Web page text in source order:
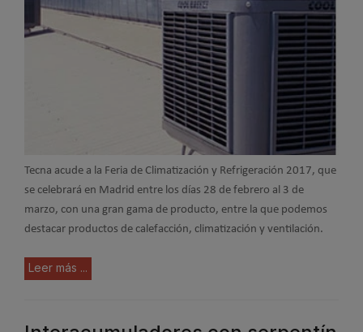
Tecna acude a la Feria de Climatización y Refrigeración 2017, que
se celebrará en Madrid entre los días 28 de febrero al 3 de
marzo, con una gran gama de producto, entre la que podemos
destacar productos de calefacción, climatización y ventilación.
Leer más ...